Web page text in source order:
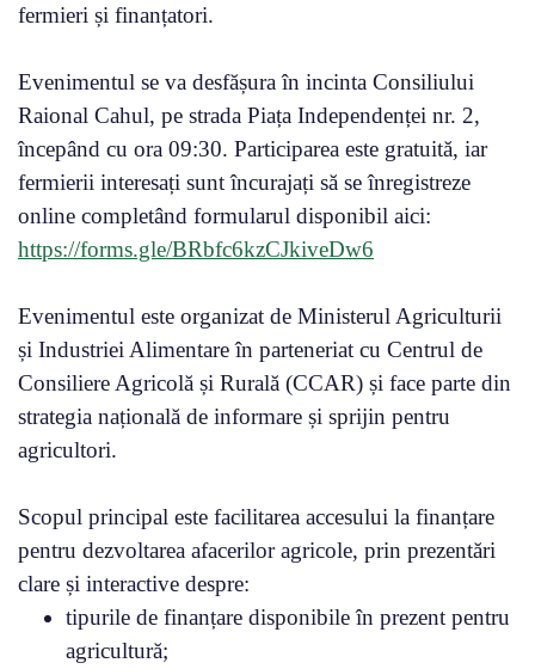
fermieri și finanțatori.
Evenimentul se va desfășura în incinta Consiliului
Raional Cahul, pe strada Piața Independenței nr. 2,
începând cu ora 09:30. Participarea este gratuită, iar
fermierii interesați sunt încurajați să se înregistreze
online completând formularul disponibil aici:
https://forms.gle/BRbfc6kzCJkiveDw6
Evenimentul este organizat de Ministerul Agriculturii
și Industriei Alimentare în parteneriat cu Centrul de
Consiliere Agricolă și Rurală (CCAR) și face parte din
strategia națională de informare și sprijin pentru
agricultori.
Scopul principal este facilitarea accesului la finanțare
pentru dezvoltarea afacerilor agricole, prin prezentări
clare și interactive despre:
tipurile de finanțare disponibile în prezent pentru
agricultură;